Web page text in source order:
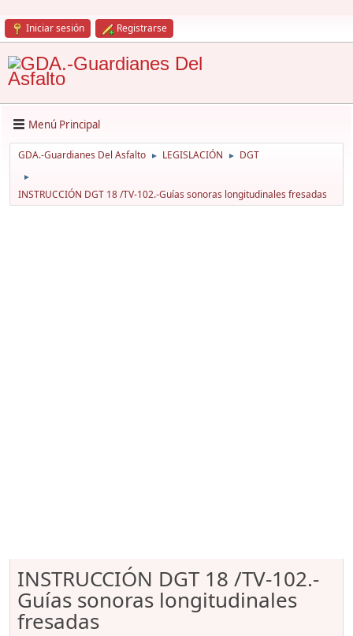
Iniciar sesión Registrarse
Menú Principal
GDA.-Guardianes Del Asfalto ► LEGISLACIÓN ► DGT
►
INSTRUCCIÓN DGT 18 /TV-102.-Guías sonoras longitudinales fresadas
INSTRUCCIÓN DGT 18 /TV-102.-
Guías sonoras longitudinales
fresadas